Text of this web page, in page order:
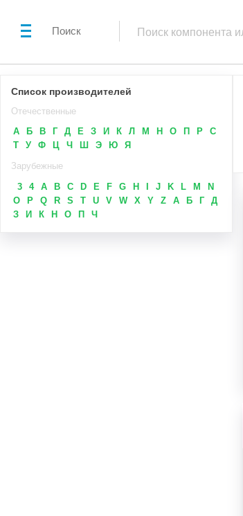
Поиск
Список производителей
Отечественные
А
Б В Г Д Е З И К Л М Н О П Р
С
Т
У Ф Ц Ч Ш Э Ю
Я
Зарубежные
3
4 A B C D E F G H J K L M
N
O
P Q R S T U V W X Y Z А Б Г
Д
З
И К Н О П Ч